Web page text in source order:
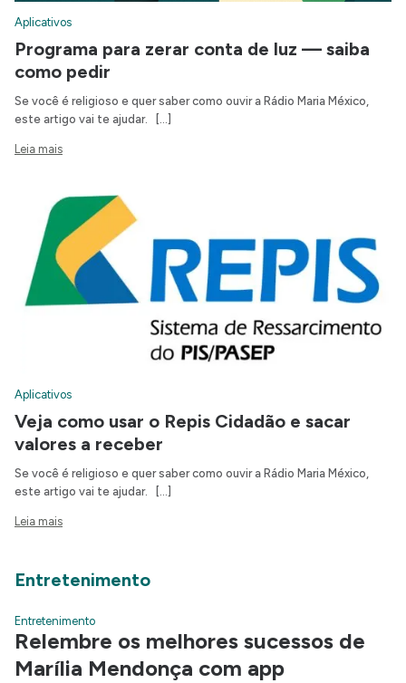
Aplicativos
Programa para zerar conta de luz — saiba
como pedir
Se você é religioso e quer saber como ouvir a Rádio Maria México,
este artigo vai te ajudar. […]
Leia mais
Aplicativos
Veja como usar o Repis Cidadão e sacar
valores a receber
Se você é religioso e quer saber como ouvir a Rádio Maria México,
este artigo vai te ajudar. […]
Leia mais
Entretenimento
Entretenimento
Relembre os melhores sucessos de
Marília Mendonça com app